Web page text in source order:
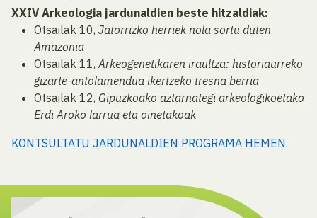
XXIV Arkeologia jardunaldien beste hitzaldiak:
Otsailak 10, Jatorrizko herriek nola sortu duten
Amazonia
Otsailak 11, Arkeogenetikaren iraultza: historiaurreko
gizarte-antolamendua ikertzeko tresna berria
Otsailak 12, Gipuzkoako aztarnategi arkeologikoetako
Erdi Aroko larrua eta oinetakoak
KONTSULTATU JARDUNALDIEN PROGRAMA HEMEN.